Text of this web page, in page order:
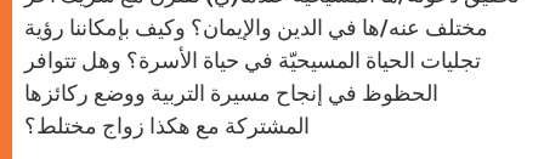
مختلف عنه/ها في الدين والإيمان؟ وكيف بإمكاننا رؤية
تجليات الحياة المسيحيّة في حياة الأسرة؟ وهل تتوافر
الحظوظ في إنجاح مسيرة التربية ووضع ركائزها
المشتركة مع هكذا زواج مختلط؟